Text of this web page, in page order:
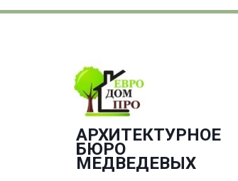
АРХИТЕКТУРНОЕ
БЮРО
­МЕДВЕДЕВЫХ